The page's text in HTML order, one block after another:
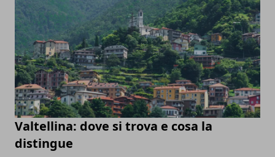
Valtellina: dove si trova e cosa la
distingue